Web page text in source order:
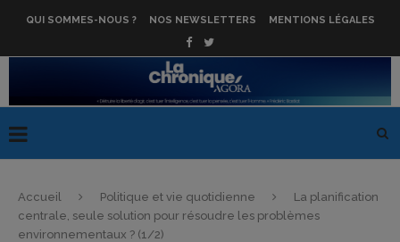
QUI SOMMES-NOUS ? NOS NEWSLETTERS MENTIONS LÉGALES
Accueil Politique et vie quotidienne
La planification
centrale, seule solution pour résoudre les problèmes
environnementaux ? (1/2)